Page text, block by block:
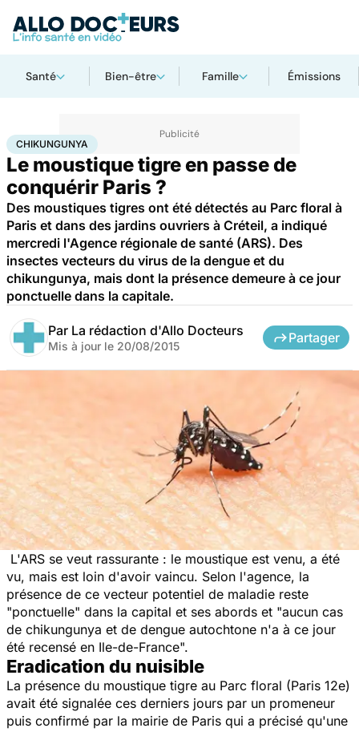
Santé Bien-être Famille Émissions
AccueilBien-être Animaux Chikungunya
CHIKUNGUNYA
Le moustique tigre en passe de
conquérir Paris ?
Des moustiques tigres ont été détectés au Parc floral à
Paris et dans des jardins ouvriers à Créteil, a indiqué
mercredi l'Agence régionale de santé (ARS). Des
insectes vecteurs du virus de la dengue et du
chikungunya, mais dont la présence demeure à ce jour
ponctuelle dans la capitale.
Par La rédaction d'Allo Docteurs
Mis à jour le 20/08/2015
Partager
L'ARS se veut rassurante : le moustique est venu, a été
vu, mais est loin d'avoir vaincu. Selon l'agence, la
présence de ce vecteur potentiel de maladie reste
"ponctuelle" dans la capital et ses abords et "aucun cas
de chikungunya et de dengue autochtone n'a à ce jour
été recensé en Ile-de-France".
Eradication du nuisible
La présence du moustique tigre au Parc floral (Paris 12e)
avait été signalée ces derniers jours par un promeneur
puis confirmé par la mairie de Paris qui a précisé qu'une